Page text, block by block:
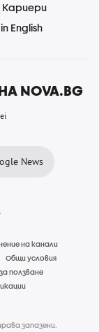
Кариери
English
NOVA.BG
News
на канали
Общи условия
ползване
запазени.